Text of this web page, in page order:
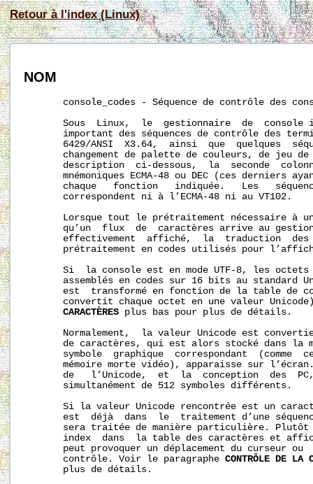
Retour à l'index (Linux)
NOM
console_codes - Séquence de contrôle des
Sous  Linux,  le  gestionnaire  de  console
important des séquences de contrôle des
6429/ANSI  X3.64,  ainsi  que  quelques
changement de palette de couleurs, de jeu
description  ci-dessous,  la  seconde
mnémoniques ECMA-48 ou DEC (ces derniers
chaque   fonction   indiquée.   Les
       correspondent ni à l’ECMA-48 ni au VT102.
Lorsque tout le prétraitement nécessaire à
qu’un  flux  de  caractères arrive au
effectivement  affiché,  la  traduction
prétraitement en codes utilisés pour
Si  la console est en mode UTF-8, les
assemblés en codes sur 16 bits au standard
est  transformé en fonction de la table de
convertit chaque octet en une valeur
CARACTÈRES plus bas pour plus de détails.
Normalement,  la valeur Unicode est
de caractères, qui est alors stocké dans la
symbole  graphique  correspondant  (comme
mémoire morte vidéo), apparaisse sur
de   l’Unicode,  et  la  conception  des
       simultanément de 512 symboles différents.
Si la valeur Unicode rencontrée est un
est  déjà  dans  le  traitement d’une
sera traitée de manière particulière.
index  dans  la table des caractères et
peut provoquer un déplacement du curseur ou
       contrôle. Voir le paragraphe
CONTRÔLE DE LA
       plus de détails.